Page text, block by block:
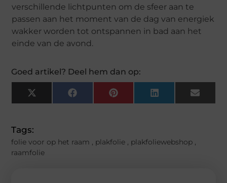
verschillende lichtpunten om de sfeer aan te
passen aan het moment van de dag van energiek
wakker worden tot ontspannen in bad aan het
einde van de avond.
Goed artikel? Deel hem dan op:
X
(Twitter)
FacebookPinterestLinkedInEmail
Tags:
folie voor op het raam , plakfolie , plakfoliewebshop ,
raamfolie